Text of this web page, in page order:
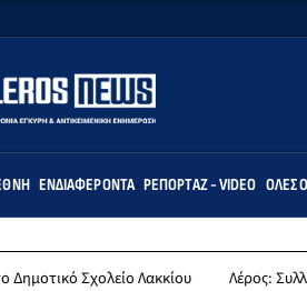
ΕΝΔΙΑΦΈΡΟΝΤΑ ΡΕΠΟΡΤΆΖ - VIDEO ΌΛΕΣ
Λακκίου Λέρος: Συλλυπητήρια